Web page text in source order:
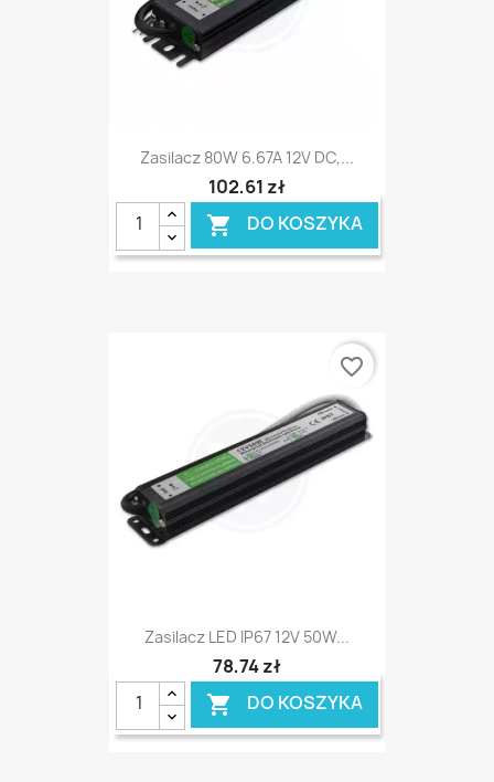
Zasilacz 80W 6.67A 12V DC,...
102,61 zł
 DO KOSZYKA
Zasilacz LED IP67 12V 50W...
78,74 zł
 DO KOSZYKA
favorite_border